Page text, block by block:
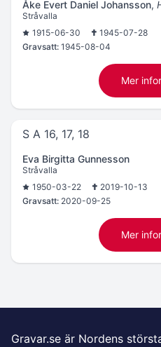
Åke Evert Daniel Johansson,
Stråvalla
1915-06-30
1945-07-28
Gravsatt: 1945-08-04
Mer
S A 16, 17, 18
Eva Birgitta Gunnesson
Stråvalla
1950-03-22
2019-10-13
Gravsatt: 2020-09-25
Mer
Gravar.se är Nordens